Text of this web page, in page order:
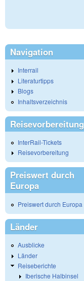
Navigation
Interrail
Literaturtipps
Blogs
Inhaltsverzeichnis
Reisevorbereitung
InterRail-Tickets
Reisevorbereitung
Preiswert durch
Europa
Preiswert durch Europa
Länder
Ausblicke
Länder
Reiseberichte
Iberische Halbinsel